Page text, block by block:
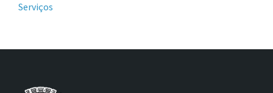
Serviços